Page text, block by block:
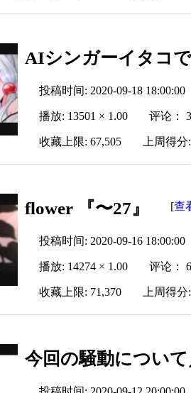
AIシンガーイタコで
投稿时间: 2020-09-18 18:00:00
播放: 13501 × 1.00 评论：
收藏上限: 67,505 上周得分
flower 『〜27』 [查
投稿时间: 2020-09-16 18:00:00
播放: 14274 × 1.00 评论：
收藏上限: 71,370 上周得分
今回の騒動につい